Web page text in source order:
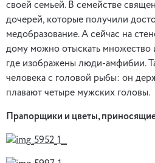
своей семьей. В семействе
дочерей, которые получили
медобразование. А сейчас на
дому можно отыскать множество
где изображены люди-амфибии.
человека с головой рыбы: он
плавают четыре мужских головы.
Прапорщики и цветы,